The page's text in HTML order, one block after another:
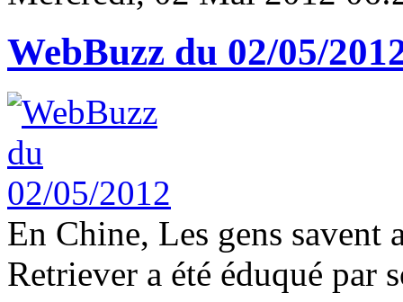
WebBuzz du 02/05/
En Chine, Les gens
Retriever a été éduqué par